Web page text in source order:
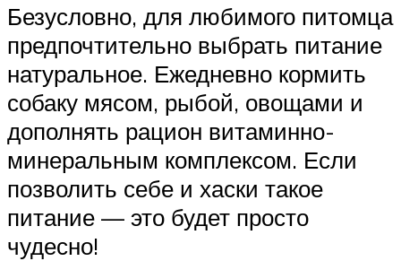
Безусловно, для любимого питомца
предпочтительно выбрать питание
натуральное. Ежедневно кормить
собаку мясом, рыбой, овощами и
дополнять рацион витаминно-
минеральным комплексом. Если
позволить себе и хаски такое
питание — это будет просто
чудесно!